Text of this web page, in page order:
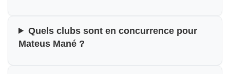
Quels clubs sont en concurrence pour
Mateus Mané ?